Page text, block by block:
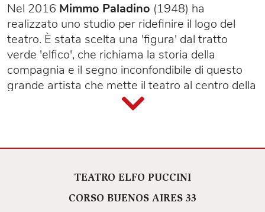
Nel 2016 Mimmo Paladino (1948) ha
realizzato uno studio per ridefinire il logo del
teatro. È stata scelta una 'figura' dal tratto
verde 'elfico', che richiama la storia della
compagnia e il segno inconfondibile di questo
grande artista che mette il teatro al centro della
ArensieFerdinando Bruni, proseguito con il
internazionali per illustrare le successive
stagioni teatrali.
TEATRO ELFO PUCCINI
CORSO BUENOS AIRES 33